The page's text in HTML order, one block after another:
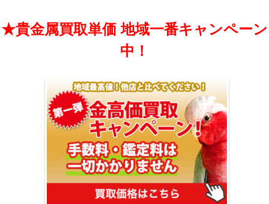
★貴金属買取単価 地域一番キャンペーン
中！